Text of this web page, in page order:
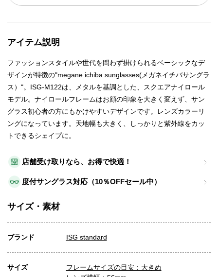
店舗受け取りなら、お得で快適！
度付サングラス対応（10％OFFセール中）
アイテム説明
ファッションスタイルや世代を問わず掛けられるベーシックなデ
ザインが特徴の"megane ichiba sunglasses(メガネイチバサングラ
ス）"。ISG-M122は、メタルを基調とした、スクエアナイロール
モデル。ナイロールフレームはお顔の印象を大きく変えず、サン
グラス初心者の方にもかけやすいデザインです。レンズカラーリ
ングになっています。天地幅も大きく、しっかりと紫外線をカッ
トできるシェイプに。
サイズ・素材
ブランド ISG standard
サイズ
フレームサイズの目安：大きめ